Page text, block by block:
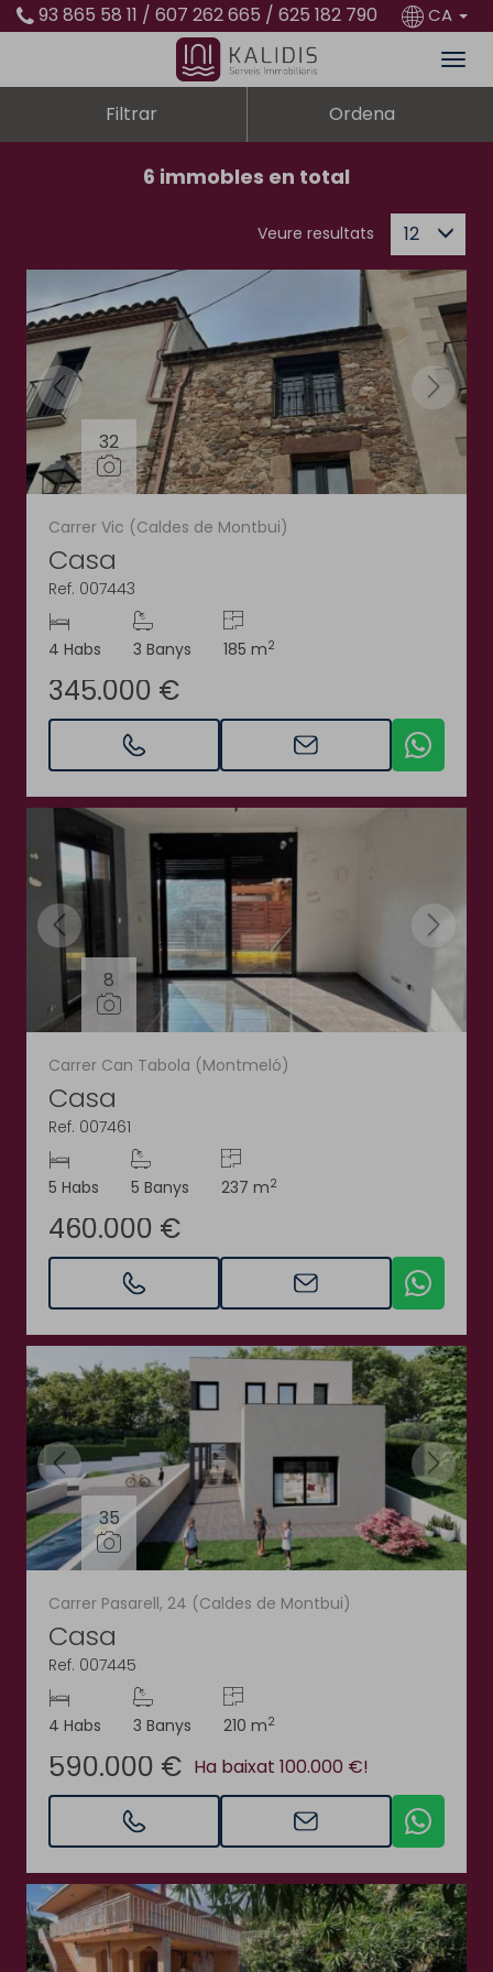
93 865 58 11 / 607 262 665 / 625 182 790 CA
Filtrar Ordena
6 immobles en total
Veure resultats 12
32
Carrer Vic (Caldes de Montbui)
Casa
Ref. 007443
4 Habs 3 Banys 185 m2
345.000 €
8
Carrer Can Tabola (Montmeló)
Casa
Ref. 007461
5 Habs 5 Banys 237 m2
460.000 €
35
Carrer Pasarell, 24 (Caldes de Montbui)
Casa
Ref. 007445
4 Habs 3 Banys 210 m2
590.000 € Ha baixat 100.000 €!